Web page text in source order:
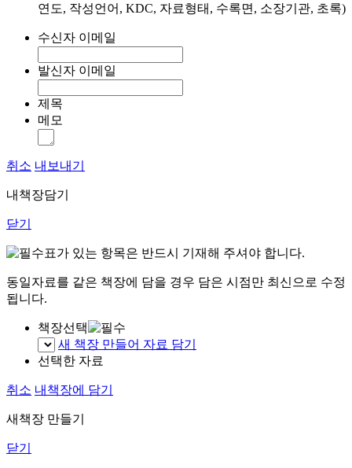
연도, 작성언어, KDC, 자료형태, 수록면, 소장기관, 초록)
수신자 이메일
발신자 이메일
제목
메모
취소 내보내기
내책장담기
닫기
표가 있는 항목은 반드시 기재해 주셔야 합니다.
동일자료를 같은 책장에 담을 경우 담은 시점만 최신으로 수정
됩니다.
책장선택
새 책장 만들어 자료 담기
선택한 자료
취소 내책장에 담기
새책장 만들기
닫기